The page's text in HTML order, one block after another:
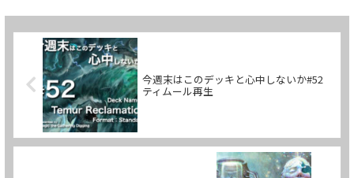
今週末はこのデッキと心中しないか#52
ティムール再生